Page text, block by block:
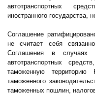
автотранспортных
иностранного государства,
Соглашение
не считает себя
Соглашения в случаях
автотранспортных
таможенную территорию
таможенного
таможенных пошлин,